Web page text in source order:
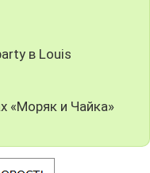
в Louis
«Моряк и Чайка»